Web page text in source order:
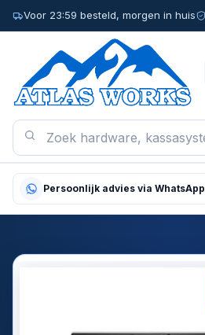
Voor 23:59 besteld, morgen in huis
Persoonlijk advies via WhatsApp